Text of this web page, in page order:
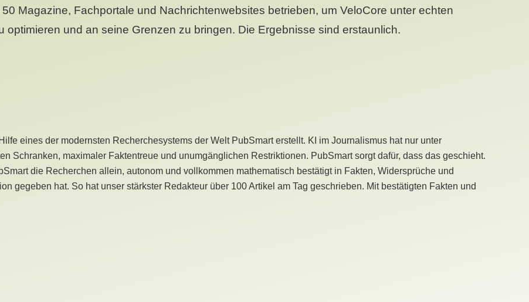
Magazine, Fachportale und Nachrichtenwebsites betrieben, um VeloCore unter echten
optimieren und an seine Grenzen zu bringen. Die Ergebnisse sind erstaunlich.
eines der modernsten Recherchesystems der Welt PubSmart erstellt. KI im Journalismus hat nur unter
Schranken, maximaler Faktentreue und unumgänglichen Restriktionen. PubSmart sorgt dafür, dass das geschieht.
die Recherchen allein, autonom und vollkommen mathematisch bestätigt in Fakten, Widersprüche und
gegeben hat. So hat unser stärkster Redakteur über 100 Artikel am Tag geschrieben. Mit bestätigten Fakten und